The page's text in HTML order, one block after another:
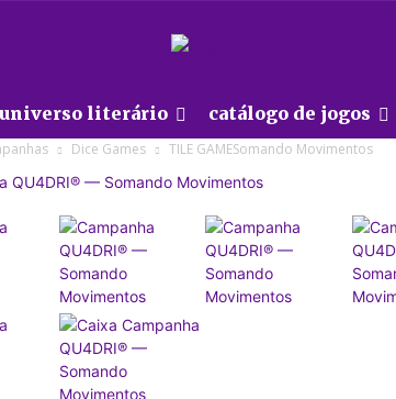
universo literário catálogo de jogos
Dice Games TILE GAMESomando Movimentos